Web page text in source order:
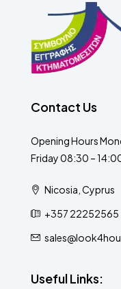
Contact Us
Opening Hours
Friday 08:30 –
Nicosia, Cyprus
+357 22252565
Useful Links: